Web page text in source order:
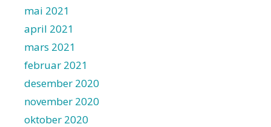
mai 2021
april 2021
mars 2021
februar 2021
desember 2020
november 2020
oktober 2020